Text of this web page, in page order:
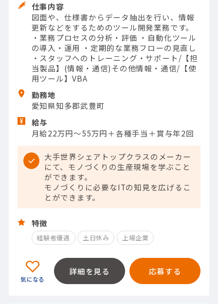
仕事内容
図面や、仕様書からデータ抽出を行い、情報
更新などをするためのツール開発業務です。
・業務プロセスの分析・評価 ・自動化ツール
の導入・運用 ・定期的な業務フローの見直し
・スタッフへのトレーニング・サポート/【担
当製品】(情報・通信)その他情報・通信/【使
用ツール】VBA
勤務地
愛知県知多郡武豊町
給与
月給22万円～55万円＋各種手当＋賞与年2回
大手世界シェアトップクラスのメーカー
にて、モノづくりの生産現場を学ぶこと
ができます。
モノづくりに必要なITの知見を広げるこ
とができます。
特徴
経験者優遇 土日休み 上場企業
詳細を見る 応募する